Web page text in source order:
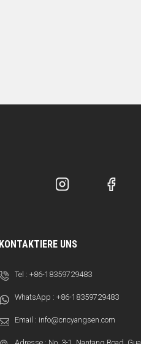
KONTAKTIERE UNS
Tel :+86-18359729483
WhatsApp :+86-18359729483
Email : info@cncyangsen.com